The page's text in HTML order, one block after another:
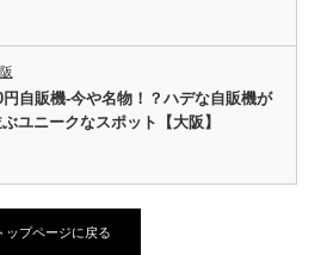
円自販機-今や名物！？ハデな自販機が
ユニークなスポット【大阪】
ップページに戻る